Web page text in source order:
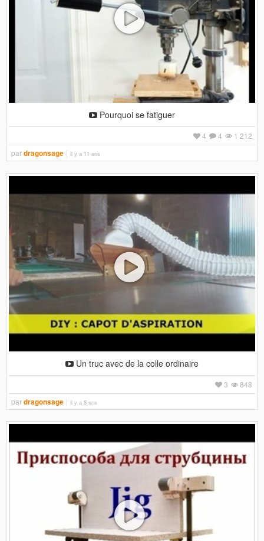
Pourquoi se fatiguer
1 212
4
4
pardragonsage il y a 11 ans
Un truc avec de la colle ordinaire
848
3
pardragonsage il y a 8 ans